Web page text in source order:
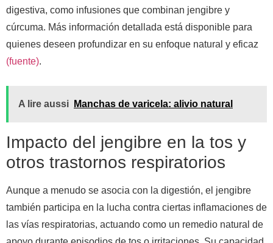
digestiva, como infusiones que combinan jengibre y
cúrcuma. Más información detallada está disponible para
quienes deseen profundizar en su enfoque natural y eficaz
(fuente).
A lire aussi Manchas de varicela: alivio natural
Impacto del jengibre en la tos y
otros trastornos respiratorios
Aunque a menudo se asocia con la digestión, el jengibre
también participa en la lucha contra ciertas inflamaciones de
las vías respiratorias, actuando como un remedio natural de